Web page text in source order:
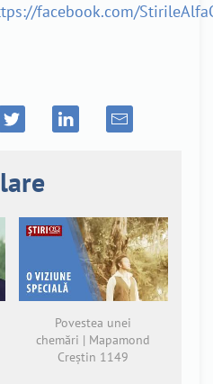
facebook.com/
Povestea unei
chemări | Mapamond
Creștin 1149